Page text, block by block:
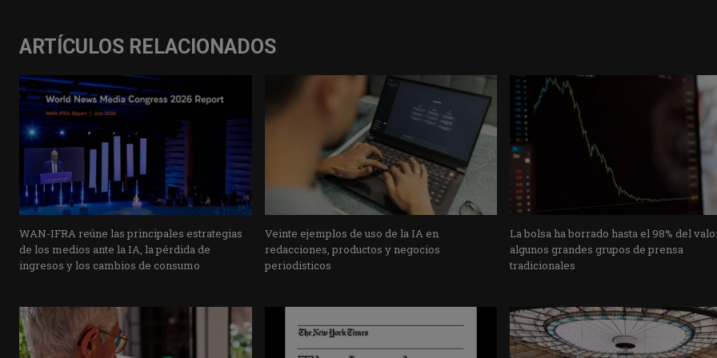
ARTÍCULOS RELACIONADOS
WAN-IFRA reúne las principales estrategias
de los medios ante la IA, la pérdida de
ingresos y los cambios de consumo
Veinte ejemplos de uso de la IA en
redacciones, productos y negocios
periodísticos
La bolsa ha borrado hasta el 98% del
algunos grandes grupos de prensa
tradicionales